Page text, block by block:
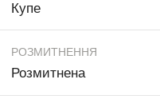
Купе
РОЗМИТНЕННЯ
Розмитнена